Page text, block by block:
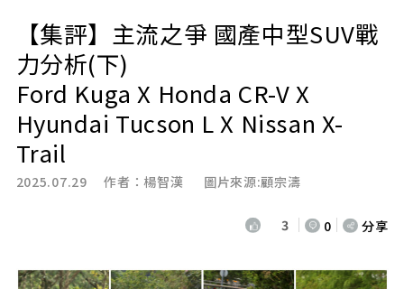
【集評】主流之爭 國產中型SUV戰
力分析(下)
Ford Kuga X Honda CR-V X
Hyundai Tucson L X Nissan X-
Trail
2025.07.29 作者：楊智漢 圖片來源:顧宗濤
3 0 分享